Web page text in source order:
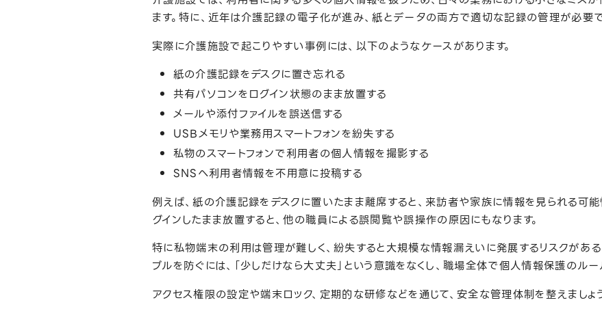
ます。特に、近年は介護記録の電子化が進み、紙とデータの両方で適切な記録の管理が必要で
実際に介護施設で起こりやすい事例には、以下のようなケースがあります。
紙の介護記録をデスクに置き忘れる
共有パソコンをログイン状態のまま放置する
メールや添付ファイルを誤送信する
USBメモリや業務用スマートフォンを紛失する
私物のスマートフォンで利用者の個人情報を撮影する
SNSへ利用者情報を不用意に投稿する
例えば、紙の介護記録をデスクに置いたまま離席すると、来訪者や家族に情報を見られる可能
グインしたまま放置すると、他の職員による誤閲覧や誤操作の原因にもなります。
特に私物端末の利用は管理が難しく、紛失すると大規模な情報漏えいに発展するリスクがある
ブルを防ぐには、「少しだけなら大丈夫」という意識をなくし、職場全体で個人情報保護のルー
アクセス権限の設定や端末ロック、定期的な研修などを通じて、安全な管理体制を整えましょ